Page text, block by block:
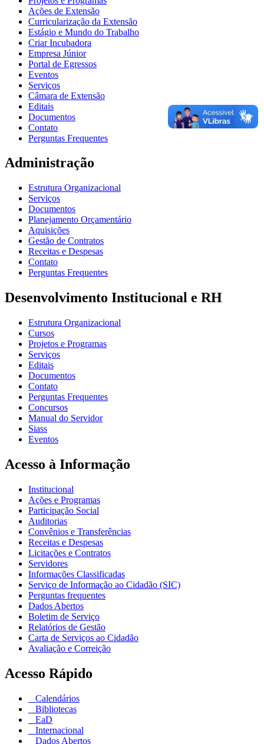
Ações de Extensão
Curricularização da Extensão
Estágio e Mundo do Trabalho
Criar Incubadora
Empresa Júnior
Portal de Egressos
Eventos
Serviços
Câmara de Extensão
Editais
Documentos
Contato
Perguntas Frequentes
Administração
Estrutura Organizacional
Serviços
Documentos
Planejamento Orçamentário
Aquisições
Gestão de Contratos
Receitas e Despesas
Contato
Perguntas Frequentes
Desenvolvimento Institucional e RH
Estrutura Organizacional
Cursos
Projetos e Programas
Serviços
Editais
Documentos
Contato
Perguntas Frequentes
Concursos
Manual do Servidor
Siass
Eventos
Acesso à Informação
Institucional
Ações e Programas
Participação Social
Auditorias
Convênios e Transferências
Receitas e Despesas
Licitações e Contratos
Servidores
Informações Classificadas
Serviço de Informação ao Cidadão (SIC)
Perguntas frequentes
Dados Abertos
Boletim de Serviço
Relatórios de Gestão
Carta de Serviços ao Cidadão
Avaliação e Correição
Acesso Rápido
Calendários
Bibliotecas
EaD
Internacional
Dados Abertos